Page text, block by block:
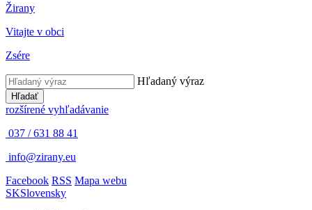
Žirany
Vitajte v obci
Zsére
Hľadaný výraz
Hľadať
rozšírené vyhľadávanie
037 / 631 88 41
info@zirany.eu
Facebook RSS Mapa webu
SKSlovensky